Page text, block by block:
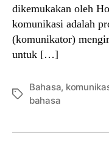
dikemukakan oleh
komunikasi adalah
(komunikator)
untuk […]
Tags
Bahasa,
bahasa